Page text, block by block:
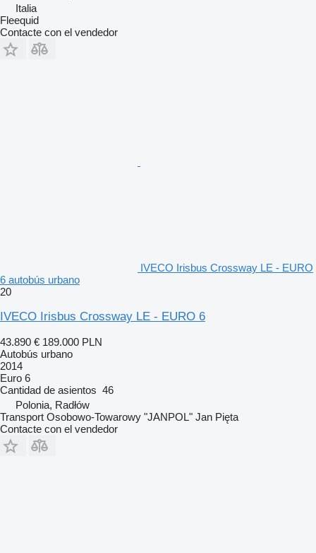
Italia
Fleequid
Contacte con el vendedor
IVECO Irisbus Crossway LE - EURO
6 autobús urbano
20
IVECO Irisbus Crossway LE - EURO 6
43.890 € 189.000 PLN
Autobús urbano
2014
Euro 6
Cantidad de asientos 46
Polonia, Radłów
Transport Osobowo-Towarowy "JANPOL" Jan Pięta
Contacte con el vendedor